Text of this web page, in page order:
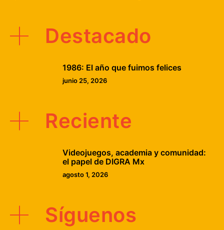
Destacado
1986: El año que fuimos felices
junio 25, 2026
Reciente
Videojuegos, academia y comunidad:
el papel de DIGRA Mx
agosto 1, 2026
Síguenos